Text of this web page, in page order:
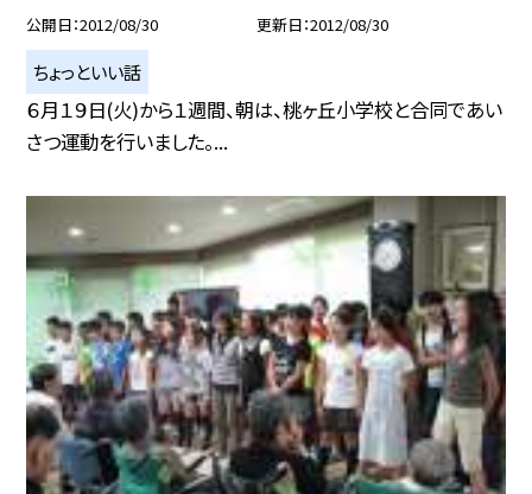
公開日 2012/08/30 更新日 2012/08/30
ちょっといい話
６月１９日(火)から１週間、朝は、桃ヶ丘小学校と合同であい
さつ運動を行いました。...